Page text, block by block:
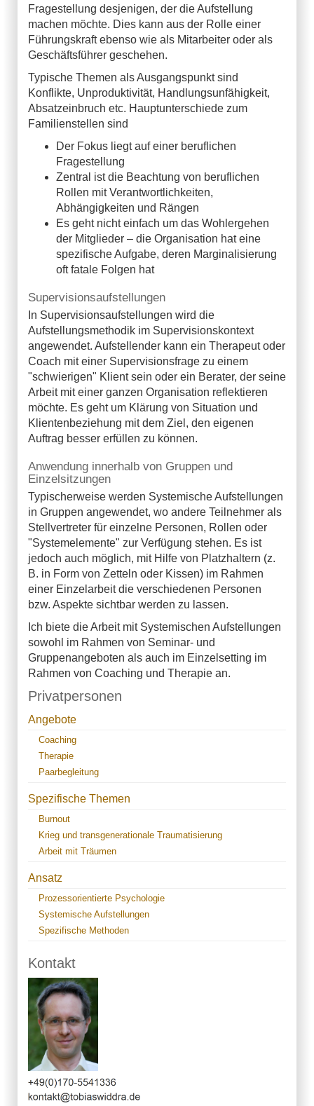
Fragestellung desjenigen, der die Aufstellung
machen möchte. Dies kann aus der Rolle einer
Führungskraft ebenso wie als Mitarbeiter oder als
Geschäftsführer geschehen.
Typische Themen als Ausgangspunkt sind
Konflikte, Unproduktivität, Handlungsunfähigkeit,
Absatzeinbruch etc. Hauptunterschiede zum
Familienstellen sind
Der Fokus liegt auf einer beruflichen
Fragestellung
Zentral ist die Beachtung von beruflichen
Rollen mit Verantwortlichkeiten,
Abhängigkeiten und Rängen
Es geht nicht einfach um das Wohlergehen
der Mitglieder – die Organisation hat eine
spezifische Aufgabe, deren Marginalisierung
oft fatale Folgen hat
Supervisionsaufstellungen
In Supervisionsaufstellungen wird die
Aufstellungsmethodik im Supervisionskontext
angewendet. Aufstellender kann ein Therapeut oder
Coach mit einer Supervisionsfrage zu einem
"schwierigen" Klient sein oder ein Berater, der seine
Arbeit mit einer ganzen Organisation reflektieren
möchte. Es geht um Klärung von Situation und
Klientenbeziehung mit dem Ziel, den eigenen
Auftrag besser erfüllen zu können.
Anwendung innerhalb von Gruppen und
Einzelsitzungen
Typischerweise werden Systemische Aufstellungen
in Gruppen angewendet, wo andere Teilnehmer als
Stellvertreter für einzelne Personen, Rollen oder
"Systemelemente" zur Verfügung stehen. Es ist
jedoch auch möglich, mit Hilfe von Platzhaltern (z.
B. in Form von Zetteln oder Kissen) im Rahmen
einer Einzelarbeit die verschiedenen Personen
bzw. Aspekte sichtbar werden zu lassen.
Ich biete die Arbeit mit Systemischen Aufstellungen
sowohl im Rahmen von Seminar- und
Gruppenangeboten als auch im Einzelsetting im
Rahmen von Coaching und Therapie an.
Privatpersonen
Angebote
Coaching
Therapie
Paarbegleitung
Spezifische Themen
Burnout
Krieg und transgenerationale Traumatisierung
Arbeit mit Träumen
Ansatz
Prozessorientierte Psychologie
Systemische Aufstellungen
Spezifische Methoden
Kontakt